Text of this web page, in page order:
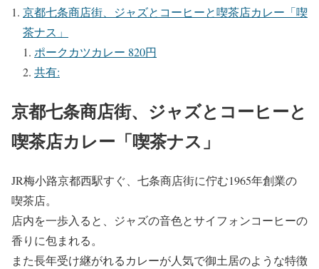
京都七条商店街、ジャズとコーヒーと喫茶店カレー「喫
茶ナス」
ポークカツカレー 820円
共有:
京都七条商店街、ジャズとコーヒーと
喫茶店カレー「喫茶ナス」
JR梅小路京都西駅すぐ、七条商店街に佇む1965年創業の
喫茶店。
店内を一歩入ると、ジャズの音色とサイフォンコーヒーの
香りに包まれる。
また長年受け継がれるカレーが人気で御土居のような特徴